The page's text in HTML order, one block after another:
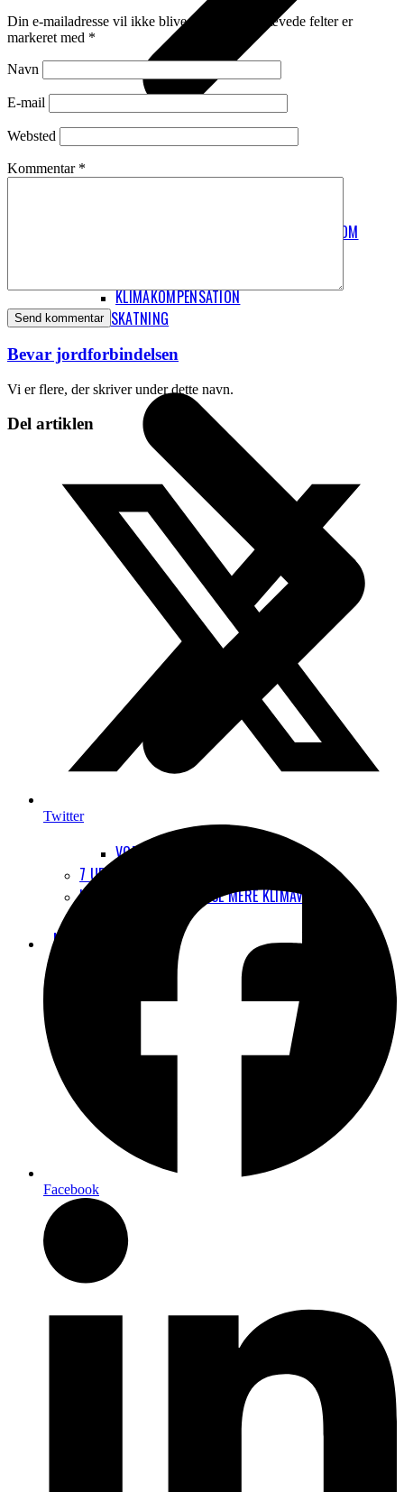
HVAD ER OP OG NED I BEREGNINGERNE OM
KLIMAKOMPENSATION
FLYBESKATNING
VORES HØRINGSSVAR OM ETS
7 UDBREDTE MYTER OM FLYVNING
HVORDAN KAN JEG REJSE MERE KLIMAVENLIGT?
NYHEDER
Din e-mailadresse vil ikke blive publiceret.
Krævede felter er
markeret med *
Navn
E-mail
Websted
Kommentar *
Bevar jordforbindelsen
Vi er flere, der skriver under dette navn.
Del artiklen
Twitter
Facebook